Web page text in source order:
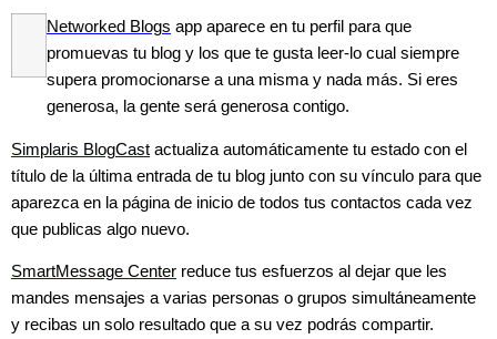
Networked Blogs app aparece en tu perfil para que
promuevas tu blog y los que te gusta leer-lo cual siempre
supera promocionarse a una misma y nada más. Si eres
generosa, la gente será generosa contigo.
Simplaris BlogCast actualiza automáticamente tu estado con el
título de la última entrada de tu blog junto con su vínculo para que
aparezca en la página de inicio de todos tus contactos cada vez
que publicas algo nuevo.
SmartMessage Center reduce tus esfuerzos al dejar que les
mandes mensajes a varias personas o grupos simultáneamente
y recibas un solo resultado que a su vez podrás compartir.